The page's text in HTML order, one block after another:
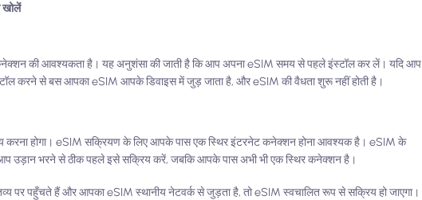
खोलें
की आवश्यकता है। यह अनुशंसा की जाती है कि आप अपना eSIM समय से पहले इंस्टॉल कर लें। यदि आप
करने से बस आपका eSIM आपके डिवाइस में जुड़ जाता है, और eSIM की वैधता शुरू नहीं होती है।
करना होगा। eSIM सक्रियण के लिए आपके पास एक स्थिर इंटरनेट कनेक्शन होना आवश्यक है। eSIM के
उड़ान भरने से ठीक पहले इसे सक्रिय करें, जबकि आपके पास अभी भी एक स्थिर कनेक्शन है।
पर पहुँचते हैं और आपका eSIM स्थानीय नेटवर्क से जुड़ता है, तो eSIM स्वचालित रूप से सक्रिय हो जाएगा।